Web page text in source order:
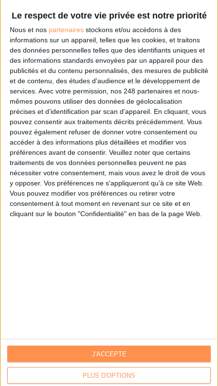
Le respect de votre vie privée est notre priorité
Nous et nos partenaires stockons et/ou accédons à des
informations sur un appareil, telles que les cookies, et traitons
des données personnelles telles que des identifiants uniques et
des informations standards envoyées par un appareil pour des
publicités et du contenu personnalisés, des mesures de publicité
et de contenu, des études d'audience et le développement de
services. Avec votre permission, nos 248 partenaires et nous-
mêmes pouvons utiliser des données de géolocalisation
précises et d’identification par scan d'appareil. En cliquant, vous
pouvez consentir aux traitements décrits précédemment. Vous
pouvez également refuser de donner votre consentement ou
accéder à des informations plus détaillées et modifier vos
préférences avant de consentir. Veuillez noter que certains
traitements de vos données personnelles peuvent ne pas
nécessiter votre consentement, mais vous avez le droit de vous
y opposer. Vos préférences ne s'appliqueront qu’à ce site Web.
Vous pouvez modifier vos préférences ou retirer votre
consentement à tout moment en revenant sur ce site et en
cliquant sur le bouton "Confidentialité" en bas de la page Web.
PLUS D'OPTIONS
J'ACCEPTE
LES LIVRES BLANCS
LES SUPPLÉMENTS
NOS OFFRES D'ABONNEMENTS
Mot de passe oublié ?
Pas encore de compte?
Je m'inscris pour commenter les articles
ou déposer mon CV
Je m'inscris sur Archimag.com
Communiquer avec Archimag|Communiquer avec ACE